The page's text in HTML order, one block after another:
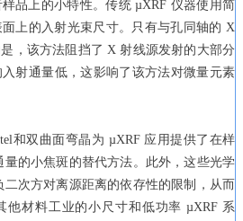
品上的小特性。传统 µXRF 仪器使用简
上的入射光束尺寸。只有与孔同轴的 X
，该方法阻挡了 X 射线源发射的大部分
射通量低，这影响了该方法对微量元素
和双曲面弯晶为 µXRF 应用提供了在样
的小焦斑的替代方法。此外，这些光学
次方对离源距离的依存性的限制，从而
他材料工业的小尺寸和低功率 µXRF 系